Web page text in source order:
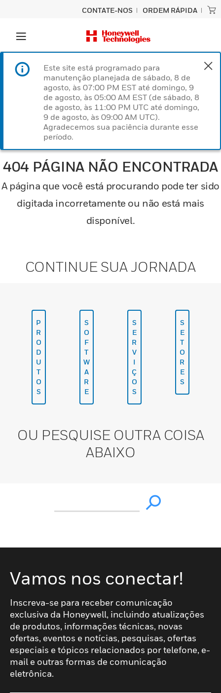
CONTATE-NOS ORDEM RÁPIDA
Este site está programado para
manutenção planejada de sábado, 8 de
agosto, às 07:00 PM EST até domingo, 9
de agosto, às 05:00 AM EST (de sábado, 8
de agosto, às 11:00 PM UTC até domingo,
9 de agosto, às 09:00 AM UTC).
Agradecemos sua paciência durante esse
período.
404 PÁGINA NÃO ENCONTRADA
A página que você está procurando pode ter sido
digitada incorretamente ou não está mais
disponível.
CONTINUE SUA JORNADA
P
R
O
D
U
T
O
S
S
O
F
T
W
A
R
E
S
E
R
V
I
Ç
O
S
S
E
T
O
R
E
S
OU PESQUISE OUTRA COISA
ABAIXO
Vamos nos conectar!
Inscreva-se para receber comunicação
exclusiva da Honeywell, incluindo atualizações
de produtos, informações técnicas, novas
ofertas, eventos e notícias, pesquisas, ofertas
especiais e tópicos relacionados por telefone, e-
mail e outras formas de comunicação
eletrônica.